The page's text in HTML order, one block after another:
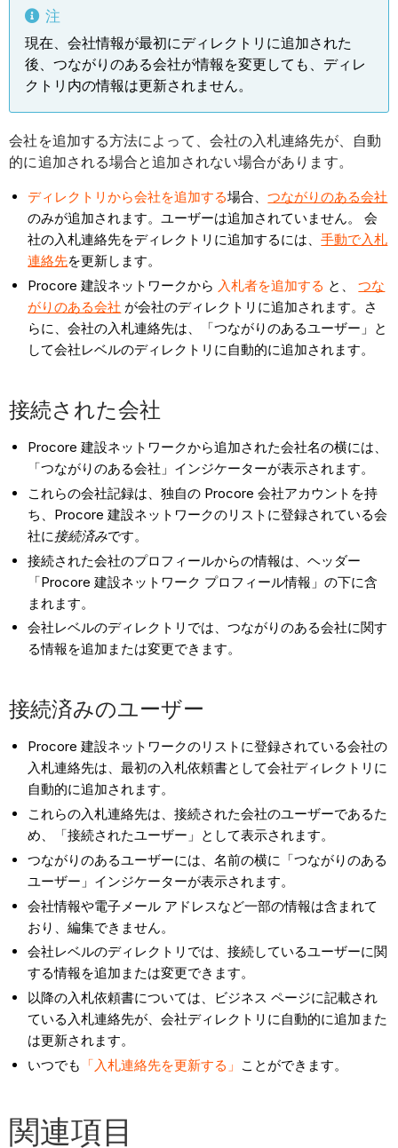
注
現在、会社情報が最初にディレクトリに追加された
後、つながりのある会社が情報を変更しても、ディレ
クトリ内の情報は更新されません。
会社を追加する方法によって、会社の入札連絡先が、自動
的に追加される場合と追加されない場合があります。
ディレクトリから会社を追加する場合、つながりのある会社
のみが追加されます。ユーザーは追加されていません。 会
社の入札連絡先をディレクトリに追加するには、手動で入札
連絡先を更新します。
Procore 建設ネットワークから 入札者を追加する と、つな
がりのある会社 が会社のディレクトリに追加されます。さ
らに、会社の入札連絡先は、「つながりのあるユーザー」と
して会社レベルのディレクトリに自動的に追加されます。
接続された会社
Procore 建設ネットワークから追加された会社名の横には、
「つながりのある会社」インジケーターが表示されます。
これらの会社記録は、独自の Procore 会社アカウントを持
ち、Procore 建設ネットワークのリストに登録されている会
社に接続済みです。
接続された会社のプロフィールからの情報は、ヘッダー
「Procore 建設ネットワーク プロフィール情報」の下に含
まれます。
会社レベルのディレクトリでは、つながりのある会社に関す
る情報を追加または変更できます。
接続済みのユーザー
Procore 建設ネットワークのリストに登録されている会社の
入札連絡先は、最初の入札依頼書として会社ディレクトリに
自動的に追加されます。
これらの入札連絡先は、接続された会社のユーザーであるた
め、「接続されたユーザー」として表示されます。
つながりのあるユーザーには、名前の横に「つながりのある
ユーザー」インジケーターが表示されます。
会社情報や電子メール アドレスなど一部の情報は含まれて
おり、編集できません。
会社レベルのディレクトリでは、接続しているユーザーに関
する情報を追加または変更できます。
以降の入札依頼書については、ビジネス ページに記載され
ている入札連絡先が、会社ディレクトリに自動的に追加また
は更新されます。
いつでも 「入札連絡先を更新する」 ことができます。
関連項目